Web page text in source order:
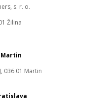
036 01 Martin
s. r. o.
Žilina